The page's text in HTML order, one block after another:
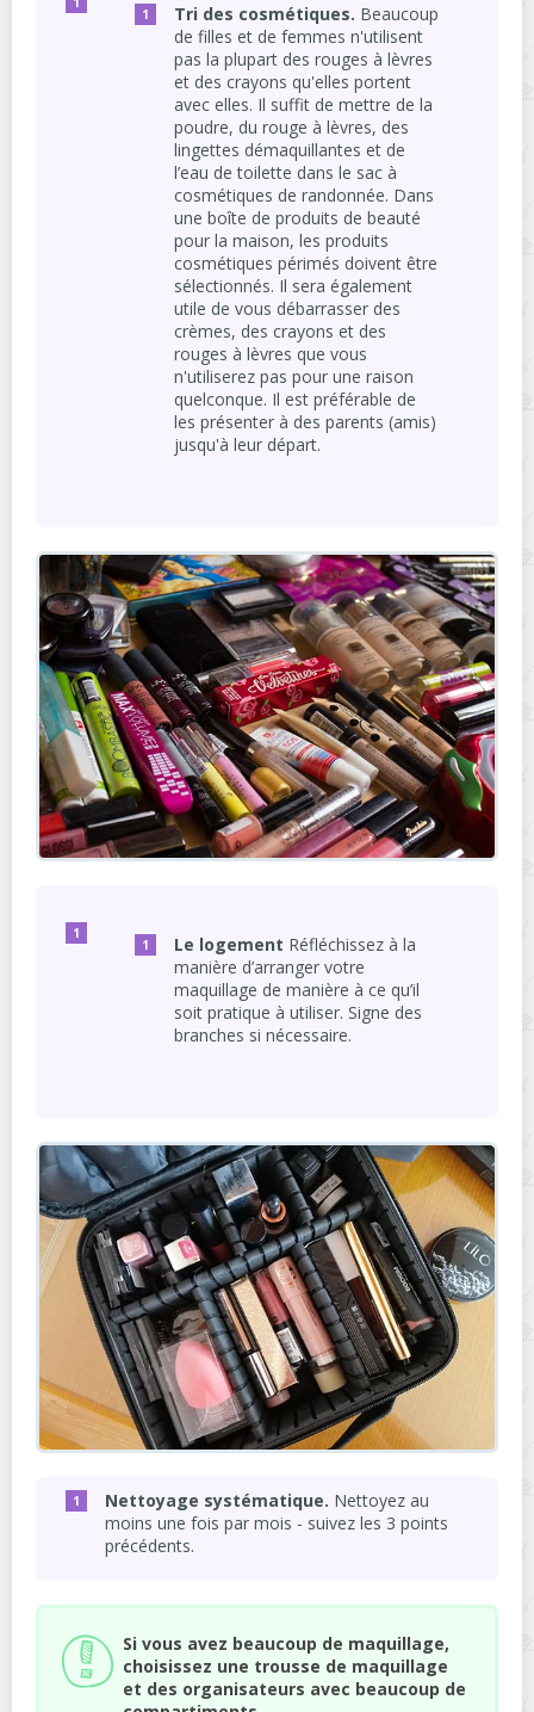
Tri des cosmétiques. Beaucoup
de filles et de femmes n'utilisent
pas la plupart des rouges à lèvres
et des crayons qu'elles portent
avec elles. Il suffit de mettre de la
poudre, du rouge à lèvres, des
lingettes démaquillantes et de
l’eau de toilette dans le sac à
cosmétiques de randonnée. Dans
une boîte de produits de beauté
pour la maison, les produits
cosmétiques périmés doivent être
sélectionnés. Il sera également
utile de vous débarrasser des
crèmes, des crayons et des
rouges à lèvres que vous
n'utiliserez pas pour une raison
quelconque. Il est préférable de
les présenter à des parents (amis)
jusqu'à leur départ.
Le logement Réfléchissez à la
manière d’arranger votre
maquillage de manière à ce qu’il
soit pratique à utiliser. Signe des
branches si nécessaire.
Nettoyage systématique. Nettoyez au
moins une fois par mois - suivez les 3 points
précédents.
Si vous avez beaucoup de maquillage,
choisissez une trousse de maquillage
et des organisateurs avec beaucoup de